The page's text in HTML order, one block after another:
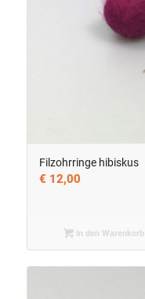
Filzohrringe hibiskus
€ 12,00
In den Warenkorb